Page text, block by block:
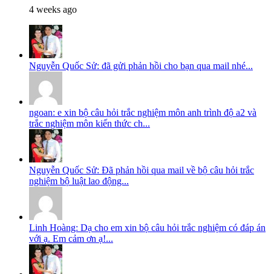
4 weeks ago
Nguyễn Quốc Sử: đã gửi phản hồi cho bạn qua mail nhé...
ngoan: e xin bộ câu hỏi trắc nghiệm môn anh trình độ a2 và
trắc nghiệm môn kiến thức ch...
Nguyễn Quốc Sử: Đã phản hồi qua mail về bộ câu hỏi trắc
nghiệm bộ luật lao động...
Linh Hoàng: Dạ cho em xin bộ câu hỏi trắc nghiệm có đáp án
với ạ. Em cảm ơn ạ!...